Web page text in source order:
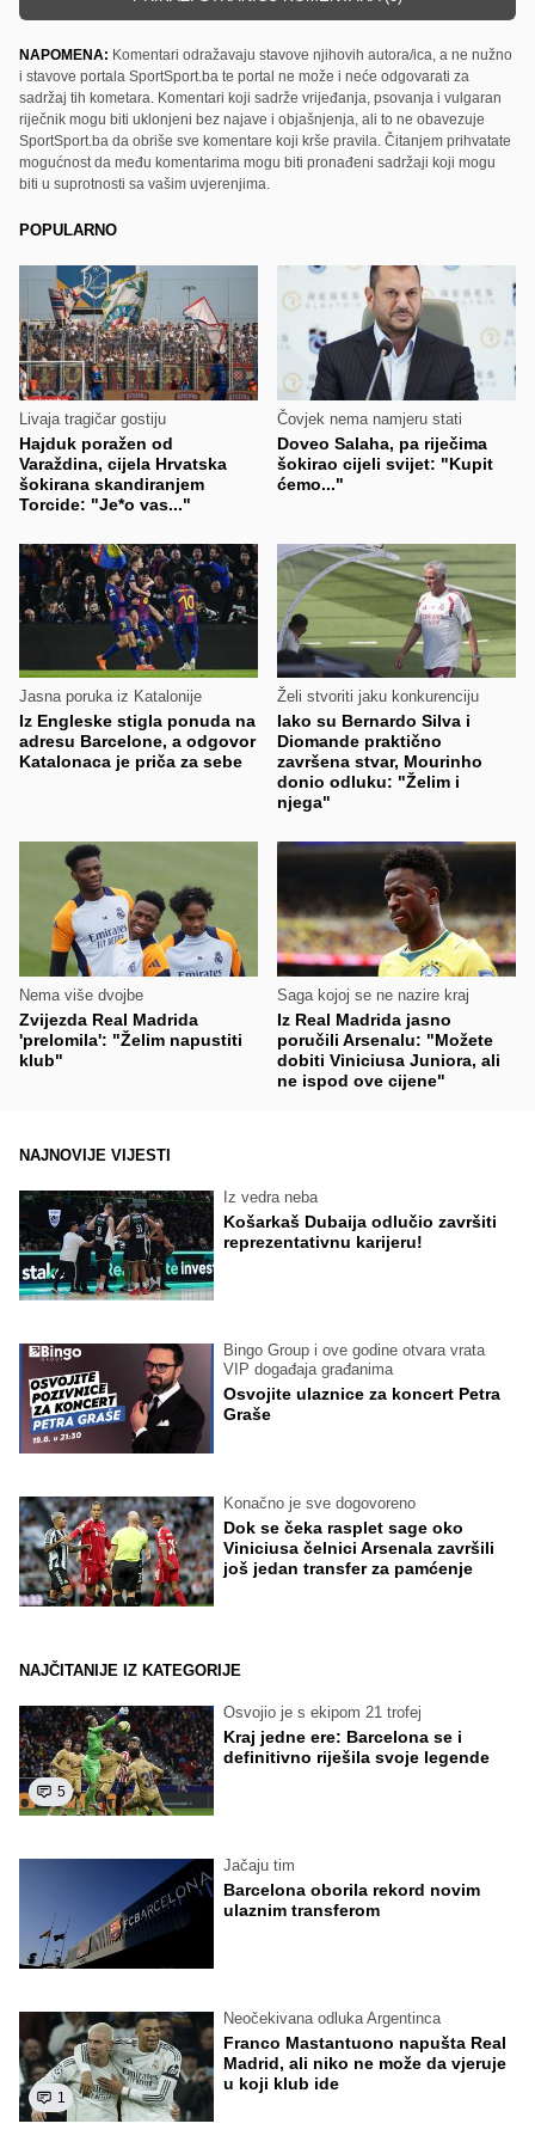
NAPOMENA: Komentari odražavaju stavove njihovih autora/ica, a ne nužno
i stavove portala SportSport.ba te portal ne može i neće odgovarati za
sadržaj tih kometara. Komentari koji sadrže vrijeđanja, psovanja i vulgaran
riječnik mogu biti uklonjeni bez najave i objašnjenja, ali to ne obavezuje
SportSport.ba da obriše sve komentare koji krše pravila. Čitanjem prihvatate
mogućnost da među komentarima mogu biti pronađeni sadržaji koji mogu
biti u suprotnosti sa vašim uvjerenjima.
POPULARNO
Livaja tragičar gostiju
Hajduk poražen od
Varaždina, cijela Hrvatska
šokirana skandiranjem
Torcide: "Je*o vas..."
Čovjek nema namjeru stati
Doveo Salaha, pa riječima
šokirao cijeli svijet: "Kupit
ćemo..."
Jasna poruka iz Katalonije
Iz Engleske stigla ponuda na
adresu Barcelone, a odgovor
Katalonaca je priča za sebe
Želi stvoriti jaku konkurenciju
Iako su Bernardo Silva i
Diomande praktično
završena stvar, Mourinho
donio odluku: "Želim i
njega"
Nema više dvojbe
Zvijezda Real Madrida
'prelomila': "Želim napustiti
klub"
Saga kojoj se ne nazire kraj
Iz Real Madrida jasno
poručili Arsenalu: "Možete
dobiti Viniciusa Juniora, ali
ne ispod ove cijene"
NAJNOVIJE VIJESTI
Iz vedra neba
Košarkaš Dubaija odlučio završiti
reprezentativnu karijeru!
Bingo Group i ove godine otvara vrata
VIP događaja građanima
Osvojite ulaznice za koncert Petra
Graše
Konačno je sve dogovoreno
Dok se čeka rasplet sage oko
Viniciusa čelnici Arsenala završili
još jedan transfer za pamćenje
NAJČITANIJE IZ KATEGORIJE
5
Osvojio je s ekipom 21 trofej
Kraj jedne ere: Barcelona se i
definitivno riješila svoje legende
Jačaju tim
Barcelona oborila rekord novim
ulaznim transferom
1
Neočekivana odluka Argentinca
Franco Mastantuono napušta Real
Madrid, ali niko ne može da vjeruje
u koji klub ide